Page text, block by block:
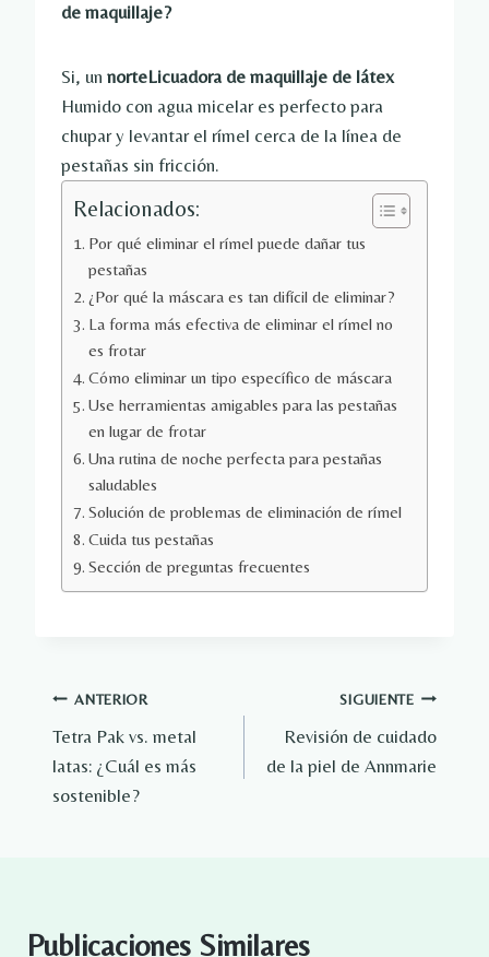
de maquillaje?
Si, un norteLicuadora de maquillaje de látex
Humido con agua micelar es perfecto para
chupar y levantar el rímel cerca de la línea de
pestañas sin fricción.
Relacionados:
Por qué eliminar el rímel puede dañar tus
pestañas
¿Por qué la máscara es tan difícil de eliminar?
La forma más efectiva de eliminar el rímel no
es frotar
Cómo eliminar un tipo específico de máscara
Use herramientas amigables para las pestañas
en lugar de frotar
Una rutina de noche perfecta para pestañas
saludables
Solución de problemas de eliminación de rímel
Cuida tus pestañas
Sección de preguntas frecuentes
Navegación
de
entradas
ANTERIOR
Tetra Pak vs. metal
latas: ¿Cuál es más
sostenible?
SIGUIENTE
Revisión de cuidado
de la piel de Annmarie
Publicaciones Similares